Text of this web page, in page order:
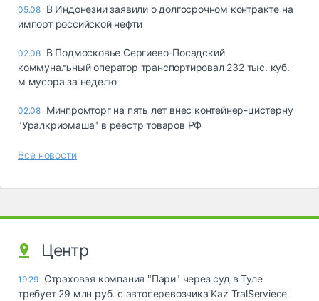
05.08 В Индонезии заявили о долгосрочном контракте на
импорт российской нефти
02.08 В Подмосковье Сергиево-Посадский
коммунальный оператор транспортировал 232 тыс. куб.
м мусора за неделю
02.08 Минпромторг на пять лет внес контейнер-цистерну
"Уралкриомаша" в реестр товаров РФ
Все новости
Центр
19:29 Страховая компания "Пари" через суд в Туле
требует 29 млн руб. с автоперевозчика Kaz TralServiece